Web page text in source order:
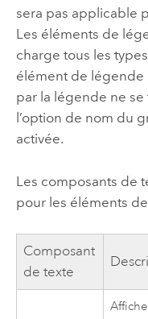
sera pas applicable
Les éléments de
charge tous les
élément de légende
par la légende ne
l’option de nom du
activée.
Les composants de
pour les éléments
Composant
de texte